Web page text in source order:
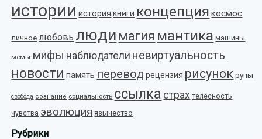
истории история книги концепция космос
личное любовь люди магия мантика машины
мемы мифы наблюдатели невиртуальность
новости память перевод рецензия рисунок руны
свобода сознание социальность ссылка страх телесность
чувства эволюция язычество
Рубрики